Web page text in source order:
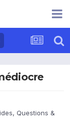
Questions &